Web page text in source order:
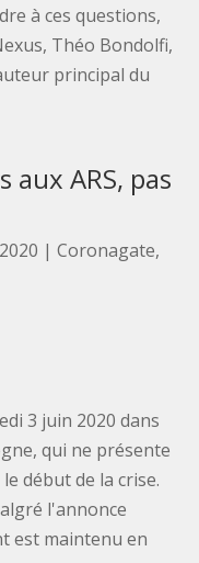
à ces questions,
Théo Bondolfi,
principal du
aux ARS, pas
|Coronagate,
3 juin 2020 dans
qui ne présente
début de la crise.
l'annonce
est maintenu en